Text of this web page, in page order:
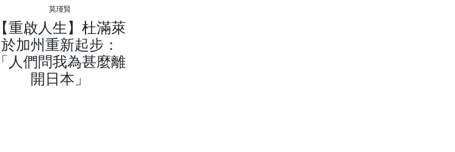
莫瑾賢
【重啟人生】杜滿萊
於加州重新起步：
「人們問我為甚麼離
開日本」